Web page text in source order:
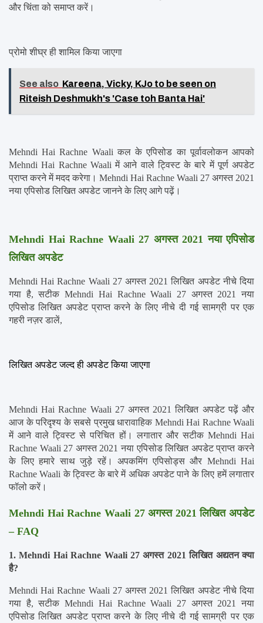
और चिंता को समाप्त करें।
प्रोमो शीघ्र ही शामिल किया जाएगा
See also Kareena, Vicky, KJo to be seen on
Riteish Deshmukh's 'Case toh Banta Hai'
Mehndi Hai Rachne Waali कल के एपिसोड का पूर्वावलोकन आपको
Mehndi Hai Rachne Waali में आने वाले ट्विस्ट के बारे में पूर्ण अपडेट
प्राप्त करने में मदद करेगा। Mehndi Hai Rachne Waali 27 अगस्त 2021
नया एपिसोड लिखित अपडेट जानने के लिए आगे पढ़ें।
Mehndi Hai Rachne Waali 27 अगस्त 2021 नया एपिसोड
लिखित अपडेट
Mehndi Hai Rachne Waali 27 अगस्त 2021 लिखित अपडेट नीचे दिया
गया है, सटीक Mehndi Hai Rachne Waali 27 अगस्त 2021 नया
एपिसोड लिखित अपडेट प्राप्त करने के लिए नीचे दी गई सामग्री पर एक
गहरी नज़र डालें,
लिखित अपडेट जल्द ही अपडेट किया जाएगा
Mehndi Hai Rachne Waali 27 अगस्त 2021 लिखित अपडेट पढ़ें और
आज के परिदृश्य के सबसे प्रमुख धारावाहिक Mehndi Hai Rachne Waali
में आने वाले ट्विस्ट से परिचित हों। लगातार और सटीक Mehndi Hai
Rachne Waali 27 अगस्त 2021 नया एपिसोड लिखित अपडेट प्राप्त करने
के लिए हमारे साथ जुड़े रहें। अपकमिंग एपिसोड्स और Mehndi Hai
Rachne Waali के ट्विस्ट के बारे में अधिक अपडेट पाने के लिए हमें लगातार
फॉलो करें।
Mehndi Hai Rachne Waali 27 अगस्त 2021 लिखित अपडेट
– FAQ
1. Mehndi Hai Rachne Waali 27 अगस्त 2021 लिखित अद्यतन क्या
है?
Mehndi Hai Rachne Waali 27 अगस्त 2021 लिखित अपडेट नीचे दिया
गया है, सटीक Mehndi Hai Rachne Waali 27 अगस्त 2021 नया
एपिसोड लिखित अपडेट प्राप्त करने के लिए नीचे दी गई सामग्री पर एक